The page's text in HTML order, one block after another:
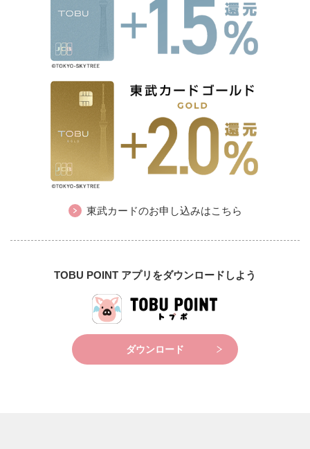
東武カードのお申し込みはこちら
TOBU POINT アプリをダウンロードしよう
ダウンロード